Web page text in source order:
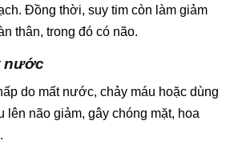
Đồng thời, suy tim còn làm giảm
thân, trong đó có não.
nước
do mất nước, chảy máu hoặc dùng
lên não giảm, gây chóng mặt, hoa